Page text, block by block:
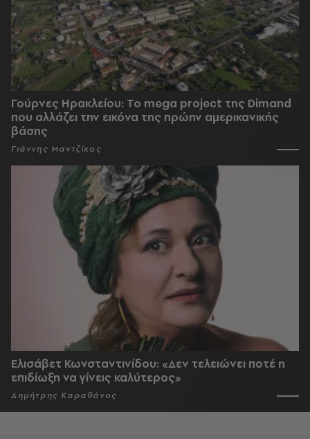
Γούρνες Ηρακλείου: To mega project της Dimand
που αλλάζει την εικόνα της πρώην αμερικανικής
βάσης
Γιάννης Μαντζίκος
Ελισάβετ Κωνσταντινίδου: «Δεν τελειώνει ποτέ η
επιδίωξη να γίνεις καλύτερος»
Δημήτρης Καραθάνος